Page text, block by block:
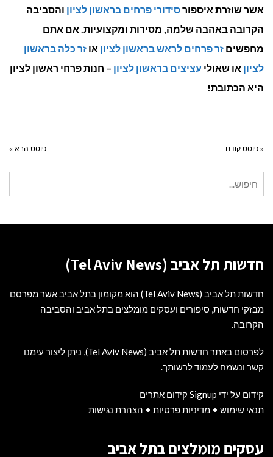
אשר שוזרת איספורסידורי פרחים בראשון לציון והסביבה
הקרובה באהבה שלמה, מסירות ומקצועיות. אם אתם
מחפשים זר פרחים לראש בראשון לציון או זר כלה בראשון
לציון או שאולי עציצים בראשון לציון – חנות פרחי ראשון לציון
היא הכתובת!
« פוסט קודם פוסט הבא »
עבור:
חדשות תל אביב (Tel Aviv News)
חדשות תל אביב (Tel Aviv News) הוא מקומון בתל אביב אשר מפרסם
מבזקי חדשות, סיפורים ועסקים מומלצים בתל אביב והסביבה
הקרובה.
לפרסום באתר חדשות תל אביב (Tel Aviv News),
ניתן ליצור עימנו
קשר ונשמח לעמוד לרשותך.
קידום על ידי Signup קידום אתרים
תנאי שימוש • מדיניות פרטיות • הצהרת נגישות
עסקים מומלצים בתל אביב